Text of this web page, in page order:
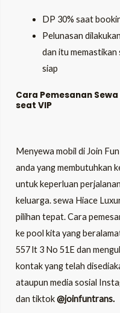
DP 30% saat
Pelunasan
dan itu memastikan
siap
Cara Pemesanan Sewa
seat VIP
Menyewa mobil di Join
anda yang membutuhkan
untuk keperluan
keluarga. sewa Hiace
pilihan tepat. Cara
ke pool kita yang
557 lt 3 No 51E dan
kontak yang telah
ataupun media sosial
dan tiktok@joinfuntrans.